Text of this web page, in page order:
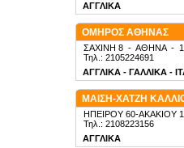
ΑΓΓΛΙΚΑ
ΟΜΗΡΟΣ ΑΘΗΝΑΣ
ΣΑΧΙΝΗ 8 - ΑΘΗΝΑ-
Τηλ.: 2105224691
ΑΓΓΛΙΚΑ - ΓΑΛΛΙΚΑ -
ΜΑΙΣΗ-ΧΑΤΖΗ
ΗΠΕΙΡΟΥ 60-ΑΚΑΚΙΟΥ 1
Τηλ.: 2108223156
ΑΓΓΛΙΚΑ